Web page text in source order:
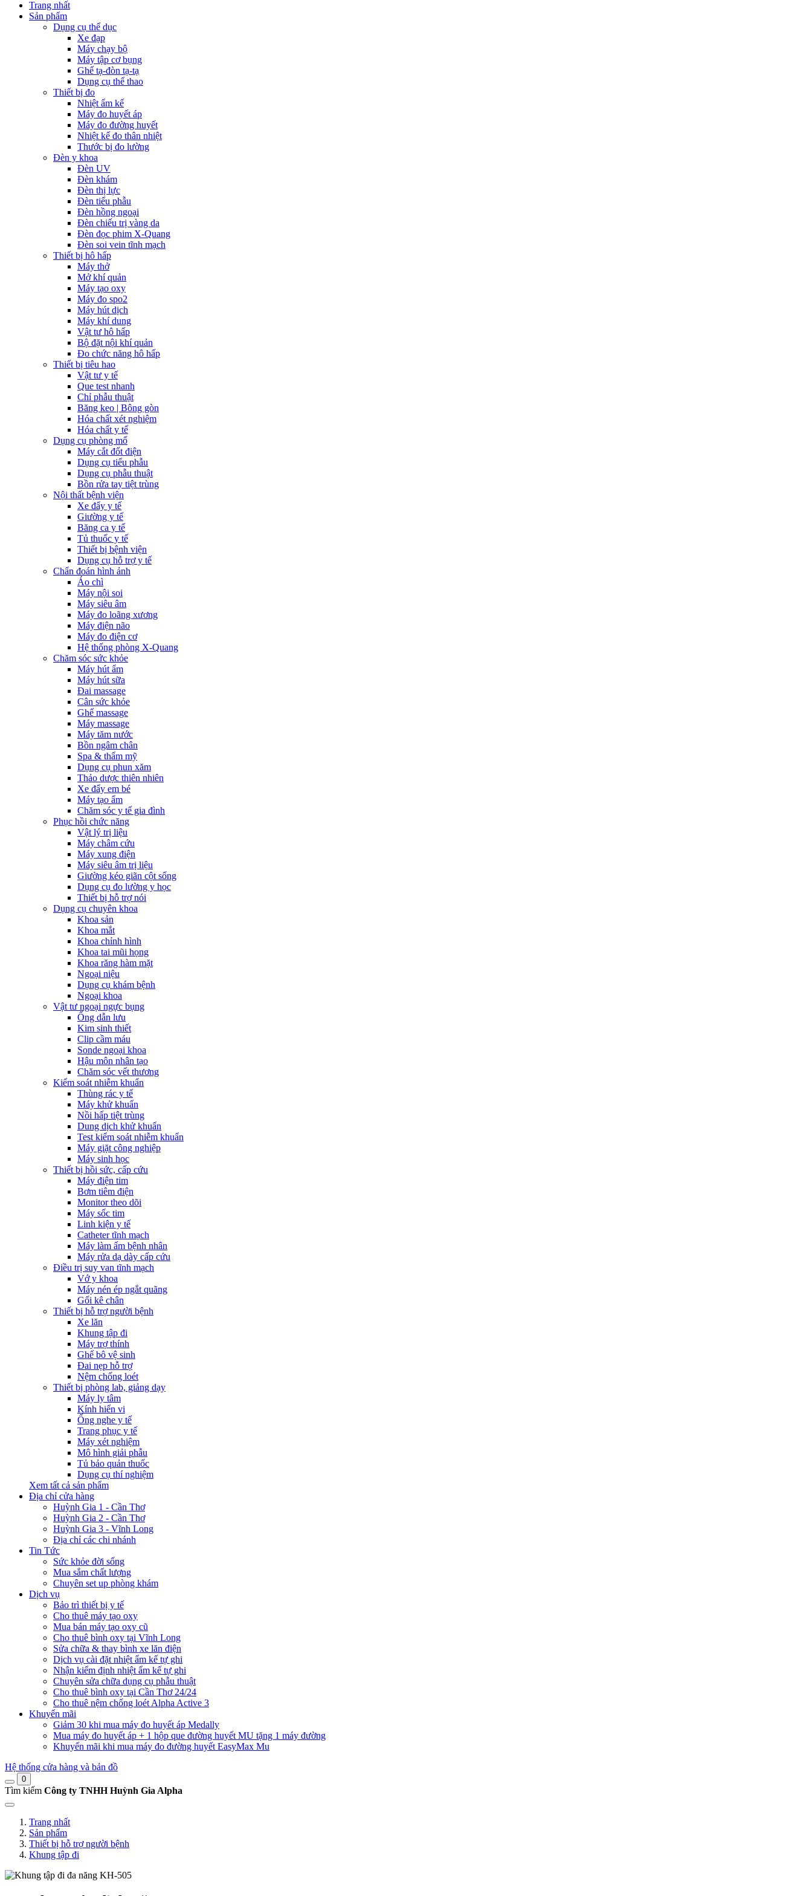
Trang nhất
Sản phẩm
Dụng cụ thể dục
Xe đạp
Máy chạy bộ
Máy tập cơ bụng
Ghế tạ-đòn tạ-tạ
Dụng cụ thể thao
Thiết bị đo
Nhiệt ẩm kế
Máy đo huyết áp
Máy đo đường huyết
Nhiệt kế đo thân nhiệt
Thước bị đo lường
Đèn y khoa
Đèn UV
Đèn khám
Đèn thị lực
Đèn tiểu phẫu
Đèn hồng ngoại
Đèn chiếu trị vàng da
Đèn đọc phim X-Quang
Đèn soi vein tĩnh mạch
Thiết bị hô hấp
Máy thở
Mở khí quản
Máy tạo oxy
Máy đo spo2
Máy hút dịch
Máy khí dung
Vật tư hô hấp
Bộ đặt nội khí quản
Đo chức năng hô hấp
Thiết bị tiêu hao
Vật tư y tế
Que test nhanh
Chỉ phẫu thuật
Băng keo | Bông gòn
Hóa chất xét nghiệm
Hóa chất y tế
Dụng cụ phòng mổ
Máy cắt đốt điện
Dụng cụ tiểu phẫu
Dụng cụ phẫu thuật
Bồn rửa tay tiệt trùng
Nội thất bệnh viện
Xe đẩy y tế
Giường y tế
Băng ca y tế
Tủ thuốc y tế
Thiết bị bệnh viện
Dụng cụ hỗ trợ y tế
Chẩn đoán hình ảnh
Áo chì
Máy nội soi
Máy siêu âm
Máy đo loãng xương
Máy điện não
Máy đo điện cơ
Hệ thống phòng X-Quang
Chăm sóc sức khỏe
Máy hút ẩm
Máy hút sữa
Đai massage
Cân sức khỏe
Ghế massage
Máy massage
Máy tăm nước
Bồn ngâm chân
Spa & thẩm mỹ
Dụng cụ phun xăm
Thảo dược thiên nhiên
Xe đẩy em bé
Máy tạo ẩm
Chăm sóc y tế gia đình
Phục hồi chức năng
Vật lý trị liệu
Máy châm cứu
Máy xung điện
Máy siêu âm trị liệu
Giường kéo giãn cột sống
Dụng cụ đo lường y học
Thiết bị hỗ trợ nói
Dụng cụ chuyên khoa
Khoa sản
Khoa mắt
Khoa chỉnh hình
Khoa tai mũi họng
Khoa răng hàm mặt
Ngoại niệu
Dụng cụ khám bệnh
Ngoại khoa
Vật tư ngoại ngực bụng
Ống dẫn lưu
Kim sinh thiết
Clip cầm máu
Sonde ngoại khoa
Hậu môn nhân tạo
Chăm sóc vết thương
Kiểm soát nhiễm khuẩn
Thùng rác y tế
Máy khử khuẩn
Nồi hấp tiệt trùng
Dung dịch khử khuẩn
Test kiểm soát nhiễm khuẩn
Máy giặt công nghiệp
Máy sinh học
Thiết bị hồi sức, cấp cứu
Máy điện tim
Bơm tiêm điện
Monitor theo dõi
Máy sốc tim
Linh kiện y tế
Catheter tĩnh mạch
Máy làm ấm bệnh nhân
Máy rửa dạ dày cấp cứu
Điều trị suy van tĩnh mạch
Vớ y khoa
Máy nén ép ngắt quãng
Gối kê chân
Thiết bị hỗ trợ người bệnh
Xe lăn
Khung tập đi
Máy trợ thính
Ghế bô vệ sinh
Đai nẹp hỗ trợ
Nệm chống loét
Thiết bị phòng lab, giảng dạy
Máy ly tâm
Kính hiển vi
Ống nghe y tế
Trang phục y tế
Máy xét nghiệm
Mô hình giải phẫu
Tủ bảo quản thuốc
Dụng cụ thí nghiệm
Xem tất cả sản phẩm
Địa chỉ cửa hàng
Huỳnh Gia 1 - Cần Thơ
Huỳnh Gia 2 - Cần Thơ
Huỳnh Gia 3 - Vĩnh Long
Địa chỉ các chi nhánh
Tin Tức
Sức khỏe đời sống
Mua sắm chất lượng
Chuyên set up phòng khám
Dịch vụ
Bảo trì thiết bị y tế
Cho thuê máy tạo oxy
Mua bán máy tạo oxy cũ
Cho thuê bình oxy tại Vĩnh Long
Sửa chữa & thay bình xe lăn điện
Dịch vụ cài đặt nhiệt ẩm kế tự ghi
Nhận kiểm định nhiệt ẩm kế tự ghi
Chuyên sửa chữa dụng cụ phẫu thuật
Cho thuê bình oxy tại Cần Thơ 24/24
Cho thuê nệm chống loét Alpha Active 3
Khuyến mãi
Giảm 30 khi mua máy đo huyết áp Medally
Mua máy đo huyết áp + 1 hộp que đường huyết MU tặng 1 máy đường
Khuyến mãi khi mua máy đo đường huyết EasyMax Mu
Hệ thống cửa hàng và bản đồ
0
Tìm kiếm Công ty TNHH Huỳnh Gia Alpha
Trang nhất
Sản phẩm
Thiết bị hỗ trợ người bệnh
Khung tập đi